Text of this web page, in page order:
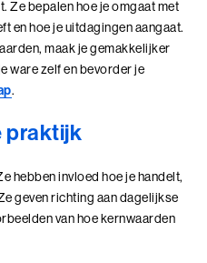
Ze bepalen hoe je omgaat met
en hoe je uitdagingen aangaat.
maak je gemakkelijker
ware zelf en bevorder je
.
praktijk
hebben invloed hoe je handelt,
geven richting aan dagelijkse
van hoe kernwaarden